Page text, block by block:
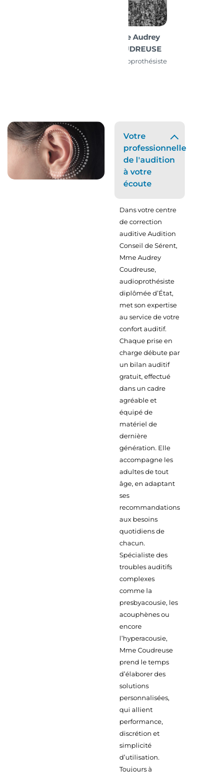
Mme Audrey
COUDREUSE
Audioprothésiste
Votre
professionnelle
de l'audition
à votre
écoute
Dans votre centre
de correction
auditive Audition
Conseil de Sérent,
Mme Audrey
Coudreuse,
audioprothésiste
diplômée d’État,
met son expertise
au service de votre
confort auditif.
Chaque prise en
charge débute par
un bilan auditif
gratuit, effectué
dans un cadre
agréable et
équipé de
matériel de
dernière
génération. Elle
accompagne les
adultes de tout
âge, en adaptant
ses
recommandations
aux besoins
quotidiens de
chacun.
Spécialiste des
troubles auditifs
complexes
comme la
presbyacousie, les
acouphènes ou
encore
l’hyperacousie,
Mme Coudreuse
prend le temps
d’élaborer des
solutions
personnalisées,
qui allient
performance,
discrétion et
simplicité
d’utilisation.
Toujours à